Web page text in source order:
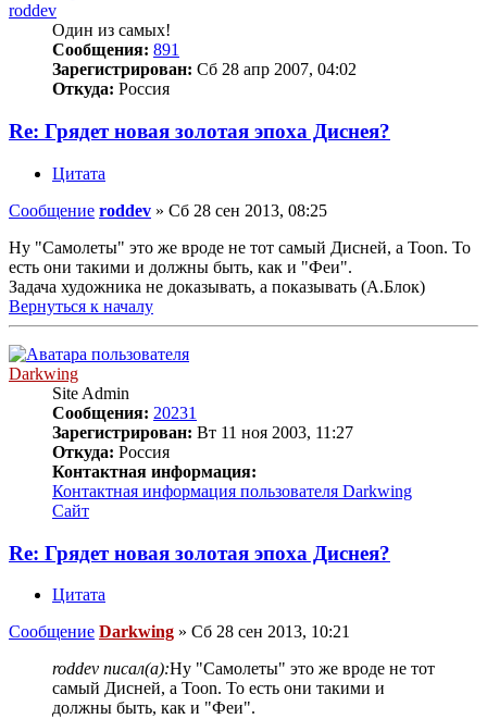
roddev
Один из самых!
Сообщения: 891
Зарегистрирован: Сб 28 апр 2007, 04:02
Откуда: Россия
Re: Грядет новая золотая эпоха Диснея?
Цитата
Сообщение roddev » Сб 28 сен 2013, 08:25
Ну "Самолеты" это же вроде не тот самый Дисней, а Toon. То
есть они такими и должны быть, как и "Феи".
Задача художника не доказывать, а показывать (А.Блок)
Вернуться к началу
Darkwing
Site Admin
Сообщения: 20231
Зарегистрирован: Вт 11 ноя 2003, 11:27
Откуда: Россия
Контактная информация:
Контактная информация пользователя Darkwing
Сайт
Re: Грядет новая золотая эпоха Диснея?
Цитата
Сообщение Darkwing » Сб 28 сен 2013, 10:21
roddev писал(а):Ну "Самолеты" это же вроде не тот
самый Дисней, а Toon. То есть они такими и
должны быть, как и "Феи".